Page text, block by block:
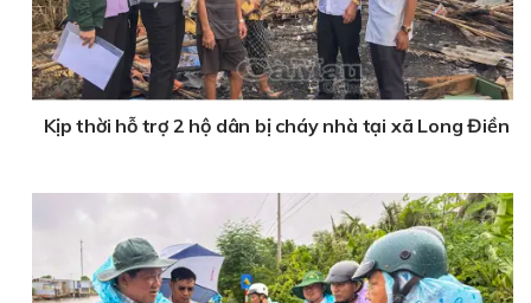
Kịp thời hỗ trợ 2 hộ dân bị cháy nhà tại xã Long Điền